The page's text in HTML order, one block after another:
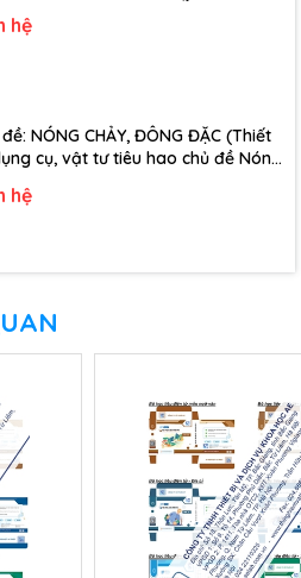
hệ
NÓNG CHẢY, ĐÔNG ĐẶC (Thiết
cụ, vật tư tiêu hao chủ đề Nóng
hệ